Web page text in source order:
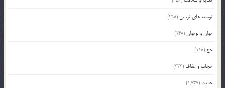
توصیه های تربیتی (498)
جوان و نوجوان(148)
حج (118)
حجاب و عفاف (333)
حدیث (1,737)